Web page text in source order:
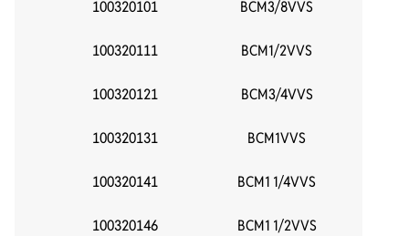
100320101 BCM3/8VVS
100320111 BCM1/2VVS
100320121 BCM3/4VVS
100320131 BCM1VVS
100320141 BCM1 1/4VVS
100320146 BCM1 1/2VVS